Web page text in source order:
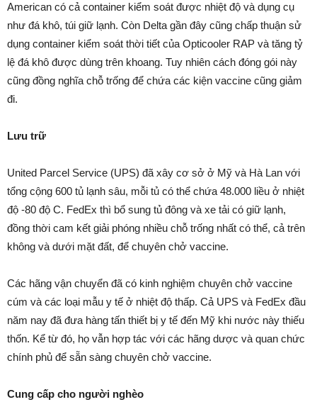
American có cả container kiểm soát được nhiệt độ và dụng cụ
như đá khô, túi giữ lạnh. Còn Delta gần đây cũng chấp thuận sử
dụng container kiểm soát thời tiết của Opticooler RAP và tăng tỷ
lệ đá khô được dùng trên khoang. Tuy nhiên cách đóng gói này
cũng đồng nghĩa chỗ trống để chứa các kiện vaccine cũng giảm
đi.
Lưu trữ
United Parcel Service (UPS) đã xây cơ sở ở Mỹ và Hà Lan với
tổng cộng 600 tủ lạnh sâu, mỗi tủ có thể chứa 48.000 liều ở nhiệt
độ -80 độ C. FedEx thì bổ sung tủ đông và xe tải có giữ lạnh,
đồng thời cam kết giải phóng nhiều chỗ trống nhất có thể, cả trên
không và dưới mặt đất, để chuyên chở vaccine.
Các hãng vận chuyển đã có kinh nghiệm chuyên chở vaccine
cúm và các loại mẫu y tế ở nhiệt độ thấp. Cả UPS và FedEx đầu
năm nay đã đưa hàng tấn thiết bị y tế đến Mỹ khi nước này thiếu
thốn. Kể từ đó, họ vẫn hợp tác với các hãng dược và quan chức
chính phủ để sẵn sàng chuyên chở vaccine.
Cung cấp cho người nghèo